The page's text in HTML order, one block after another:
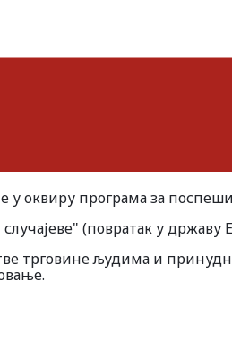
у оквиру програма за
(повратак у државу
трговине људима и